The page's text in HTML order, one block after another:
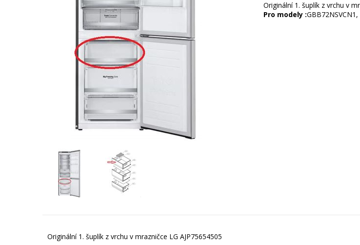
Originální 1. šuplík z vrchu v
Pro modely :GBB72NSVCN1,
Originální 1. šuplík z vrchu v mrazničce LG AJP75654505